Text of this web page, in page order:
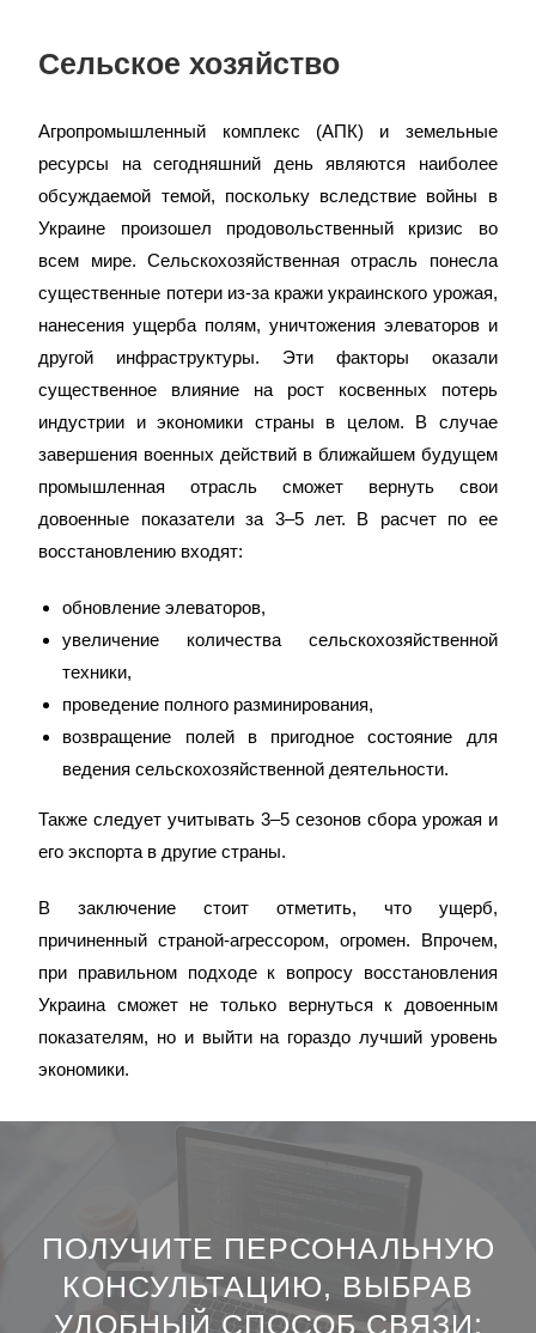
Сельское хозяйство
Агропромышленный комплекс (АПК) и земельные
ресурсы на сегодняшний день являются наиболее
обсуждаемой темой, поскольку вследствие войны в
Украине произошел продовольственный кризис во
всем мире. Сельскохозяйственная отрасль понесла
существенные потери из-за кражи украинского урожая,
нанесения ущерба полям, уничтожения элеваторов и
другой инфраструктуры. Эти факторы оказали
существенное влияние на рост косвенных потерь
индустрии и экономики страны в целом. В случае
завершения военных действий в ближайшем будущем
промышленная отрасль сможет вернуть свои
довоенные показатели за 3–5 лет. В расчет по ее
восстановлению входят:
обновление элеваторов,
увеличение количества сельскохозяйственной
техники,
проведение полного разминирования,
возвращение полей в пригодное состояние для
ведения сельскохозяйственной деятельности.
Также следует учитывать 3–5 сезонов сбора урожая и
его экспорта в другие страны.
В заключение стоит отметить, что ущерб,
причиненный страной-агрессором, огромен. Впрочем,
при правильном подходе к вопросу восстановления
Украина сможет не только вернуться к довоенным
показателям, но и выйти на гораздо лучший уровень
экономики.
ПОЛУЧИТЕ ПЕРСОНАЛЬНУЮ
КОНСУЛЬТАЦИЮ, ВЫБРАВ
УДОБНЫЙ СПОСОБ СВЯЗИ: